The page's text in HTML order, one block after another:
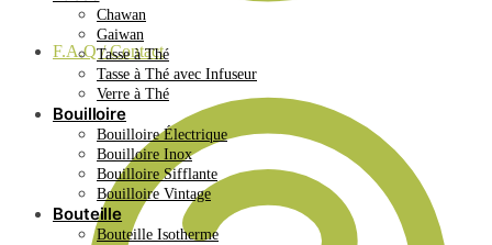
F.A.Q / Contact
Chawan
Gaiwan
Tasse à Thé
Tasse à Thé avec Infuseur
Verre à Thé
Bouilloire
Bouilloire Électrique
Bouilloire Inox
Bouilloire Sifflante
Bouilloire Vintage
Bouteille
Bouteille Isotherme